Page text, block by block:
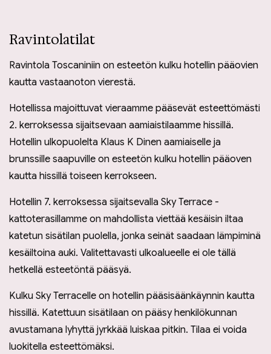
Ravintolatilat
Ravintola Toscaniniin on esteetön kulku hotellin pääovien
kautta vastaanoton vierestä.
Hotellissa majoittuvat vieraamme pääsevät esteettömästi
2. kerroksessa sijaitsevaan aamiaistilaamme hissillä.
Hotellin ulkopuolelta Klaus K Dinen aamiaiselle ja
brunssille saapuville on esteetön kulku hotellin pääoven
kautta hissillä toiseen kerrokseen.
Hotellin 7. kerroksessa sijaitsevalla Sky Terrace -
kattoterasillamme on mahdollista viettää kesäisin iltaa
katetun sisätilan puolella, jonka seinät saadaan lämpiminä
kesäiltoina auki. Valitettavasti ulkoalueelle ei ole tällä
hetkellä esteetöntä pääsyä.
Kulku Sky Terracelle on hotellin pääsisäänkäynnin kautta
hissillä. Katettuun sisätilaan on pääsy henkilökunnan
avustamana lyhyttä jyrkkää luiskaa pitkin. Tilaa ei voida
luokitella esteettömäksi.